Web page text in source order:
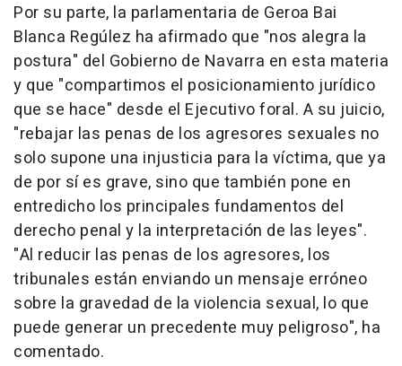
Por su parte, la parlamentaria de Geroa Bai
Blanca Regúlez ha afirmado que "nos alegra la
postura" del Gobierno de Navarra en esta materia
y que "compartimos el posicionamiento jurídico
que se hace" desde el Ejecutivo foral. A su juicio,
"rebajar las penas de los agresores sexuales no
solo supone una injusticia para la víctima, que ya
de por sí es grave, sino que también pone en
entredicho los principales fundamentos del
derecho penal y la interpretación de las leyes".
"Al reducir las penas de los agresores, los
tribunales están enviando un mensaje erróneo
sobre la gravedad de la violencia sexual, lo que
puede generar un precedente muy peligroso", ha
comentado.